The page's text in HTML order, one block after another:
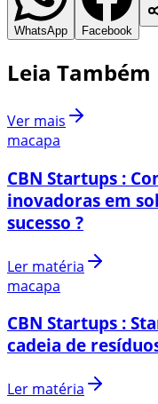
WhatsApp Facebook
Leia Também
Ver mais
macapa
CBN Startups :
inovadoras em
sucesso ?
Ler matéria
macapa
CBN Startups :
cadeia de
Ler matéria